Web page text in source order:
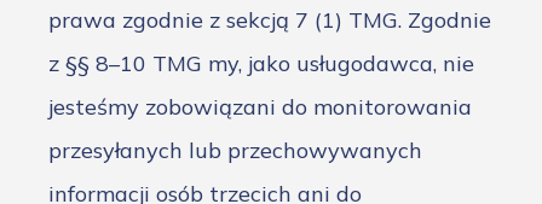
prawa zgodnie z sekcją 7 (1) TMG. Zgodnie
z §§ 8–10 TMG my, jako usługodawca, nie
jesteśmy zobowiązani do monitorowania
przesyłanych lub przechowywanych
informacji osób trzecich ani do